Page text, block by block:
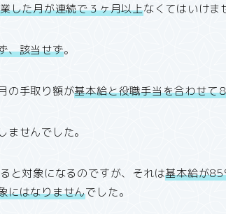
した月が連続で３ヶ月以上なくてはいけま
、該当せず。
の手取り額が基本給と役職手当を合わせて
せんでした。
と対象になるのですが、それは基本給が85
にはなりませんでした。